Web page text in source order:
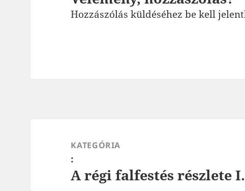
Hozzászólás küldéséhezbe kell
navigációKATEGÓRIA
:
A régi falfestés részlete